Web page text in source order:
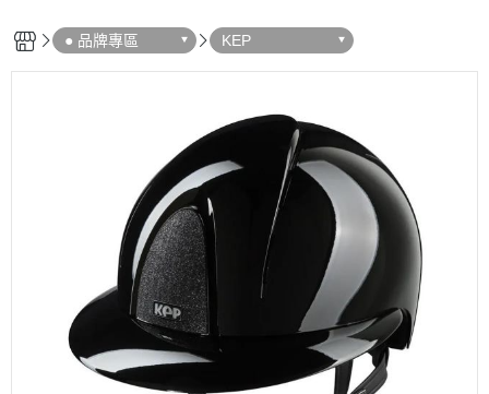
● 品牌專區 KEP